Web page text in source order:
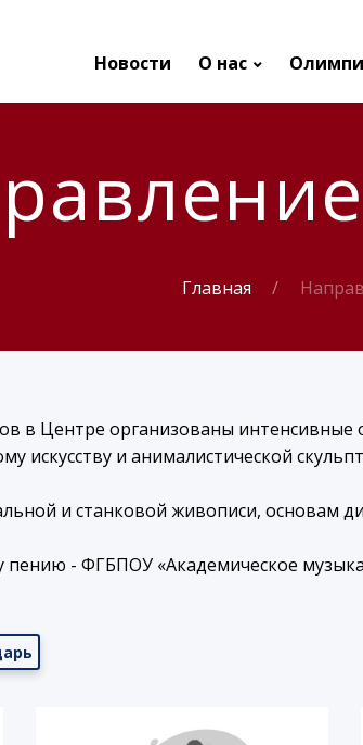
Новости О нас
Главная
в Центре организованы
искусству и анималистической
и станковой живописи, основам
- ФГБПОУ «Академическое